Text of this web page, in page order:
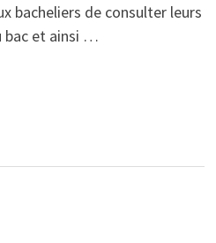
bacheliers de consulter leurs
bac et ainsi …